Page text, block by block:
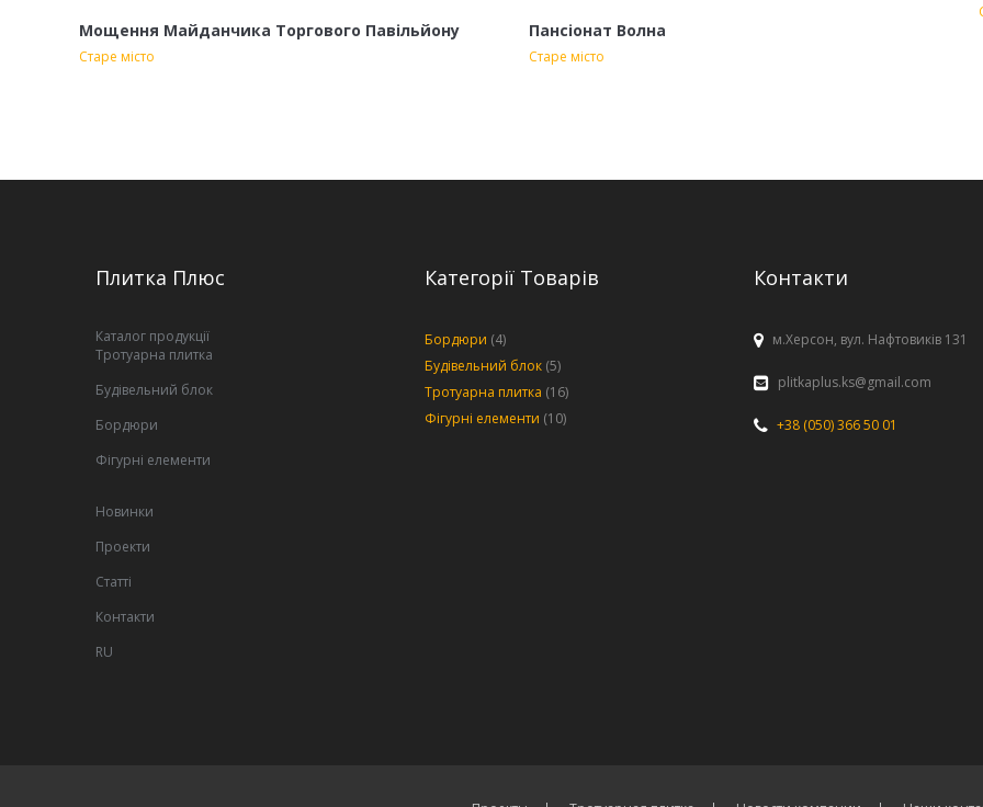
Мощення Майданчика Торгового Павільйону
Старе місто
Пансіонат Волна
Старе місто
Плитка Плюс
Каталог продукції
Тротуарна плитка
Будівельний блок
Бордюри
Фігурні елементи
Новинки
Проекти
Статті
Контакти
RU
Категорії Товарів
Бордюри (4)
Будівельний блок (5)
Тротуарна плитка (16)
Фігурні елементи (10)
Контакти
м.Херсон, вул. Нафтовиків 131
plitkaplus.ks@gmail.com
+38 (050) 366 50 01